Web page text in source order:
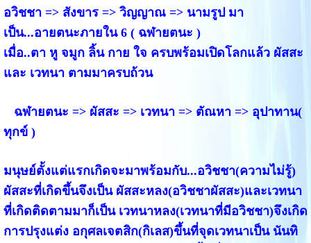
อวิชชา => สังขาร => วิญญาณ => นามรูป มา
เป็น...อายตนะภายใน 6 ( ฉฬายตนะ )
เมื่อ..ตา หู จมูก ลิ้น กาย ใจ ครบพร้อมเปิดโลกแล้ว ผัสสะ
และ เวทนา ตามมาครบถ้วน
ฉฬายตนะ => ผัสสะ => เวทนา => ตัณหา => อุปาทาน(
ทุกข์ )
มนุษย์ตั้งแต่แรกเกิดจะมาพร้อมกับ...อวิชชา(ความไม่รู้)
ผัสสะที่เกิดขึ้นจึงเป็น ผัสสะหลง(อวิชชาผัสสะ)และเวทนา
ที่เกิดติดตามมาก็เป็น เวทนาหลง(เวทนาที่มีอวิชชา)จึงเกิด
การปรุงแต่ง อกุศลเจตสิก(กิเลส)ขึ้นที่จุดเวทนาเป็น นันทิ